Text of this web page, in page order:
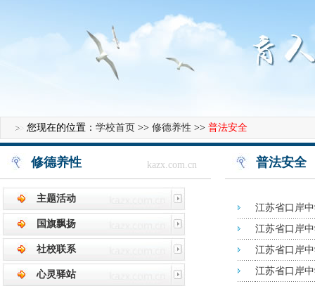
您现在的位置： 学校首页 >> 修德养性 >> 普法安全
修德养性 kazx.com.cn
主题活动
国旗飘扬
社校联系
心灵驿站
普法安全
江苏省口岸
江苏省口岸
江苏省口岸
江苏省口岸